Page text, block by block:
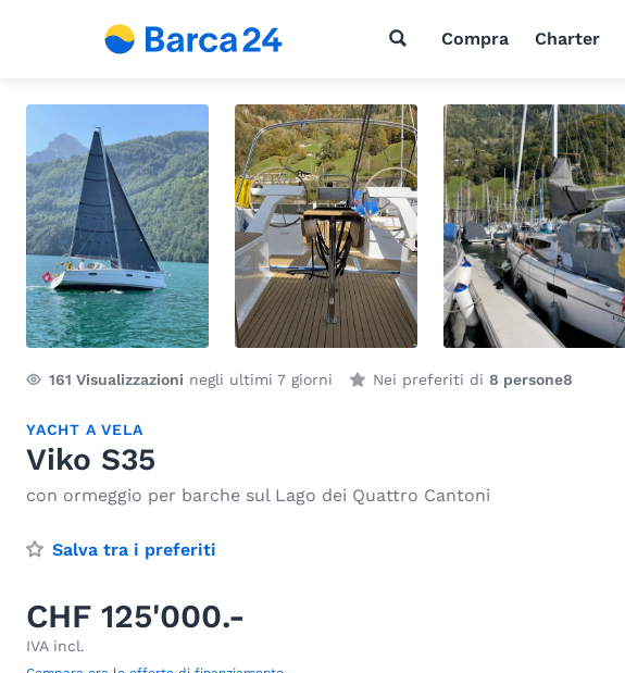
Compra Charter
161 Visualizzazioni negli ultimi 7 giorni Nei preferiti di 8 persone8
YACHT A VELA
Viko S35
con ormeggio per barche sul Lago dei Quattro Cantoni
Salva tra i preferiti
CHF 125'000.-
IVA incl.